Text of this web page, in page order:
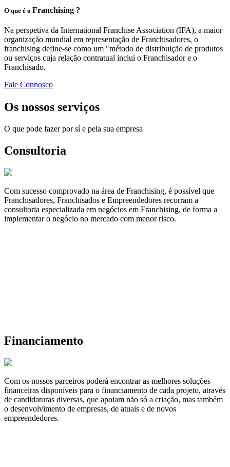
O que é o Franchising ?
Na perspetiva da International Franchise Association (IFA), a maior
organização mundial em representação de Franchisadores, o
franchising define-se como um "método de distribuição de produtos
ou serviços cuja relação contratual inclui o Franchisador e o
Franchisado.
Fale Connosco
Os nossos serviços
O que pode fazer por sí e pela sua empresa
Consultoria
Com sucesso comprovado na área de Franchising, é possível que
Franchisadores, Franchisados e Empreendedores recorram a
consultoria especializada em negócios em Franchising, de forma a
implementar o negócio no mercado com menor risco.
Financiamento
Com os nossos parceiros poderá encontrar as melhores soluções
financeiras disponíveis para o financiamento de cada projeto, através
de candidaturas diversas, que apoiam não só a criação, mas também
o desenvolvimento de empresas, de atuais e de novos
empreendedores.